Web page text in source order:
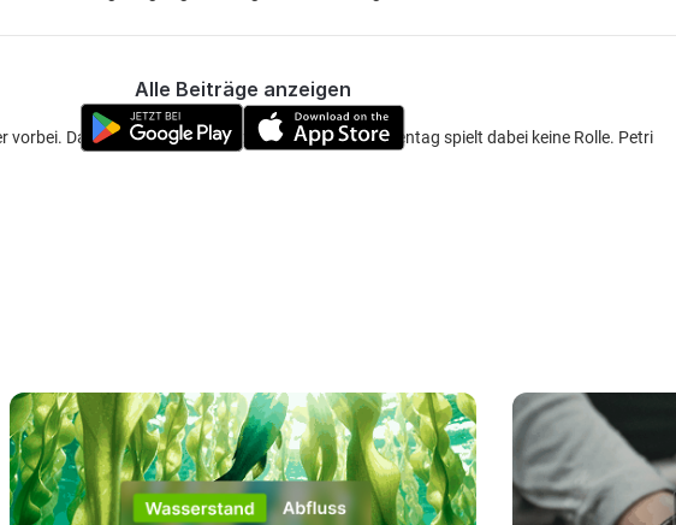
vorbei. Dann darfst du auf Zander angeln. Der Wochentag spielt dabei keine Rolle. Petri
Alle Beiträge anzeigen